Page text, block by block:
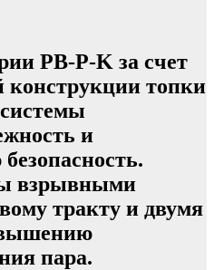
PB-P-K за счет
конструкции топки
и
взрывными
тракту и двумя
пара.